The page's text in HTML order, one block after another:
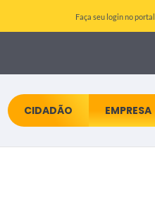
Faça seu login no portal
CIDADÃO EMPRESA